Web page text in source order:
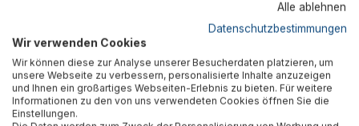
Alle ablehnen
Datenschutzbestimmungen
Wir verwenden Cookies
Wir können diese zur Analyse unserer Besucherdaten platzieren, um
unsere Webseite zu verbessern, personalisierte Inhalte anzuzeigen
und Ihnen ein großartiges Webseiten-Erlebnis zu bieten. Für weitere
Informationen zu den von uns verwendeten Cookies öffnen Sie die
Einstellungen.
FÜR DICH
Abonniere jetzt unseren kostenlosen
Newsletter, verpasse keine Neuigkeiten und
Aktionen mehr und sichere Dir 5 %
Willkommensrabatt auf nicht reduzierte Ware
bei Deiner ersten Bestellung !*